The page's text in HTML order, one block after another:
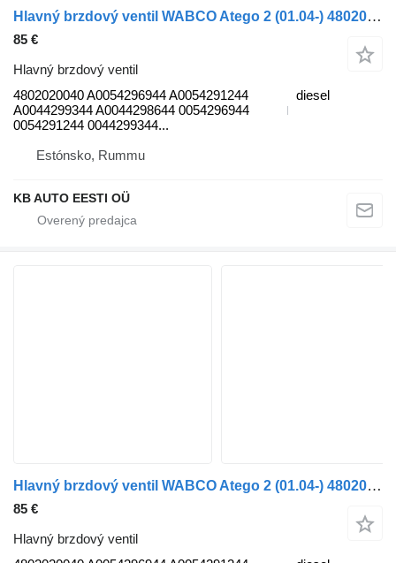
Hlavný brzdový ventil WABCO Atego 2 (01.04-) 4802020040 na nákladného auta Mercedes-Benz Atego, Atego 2, Atego 3 (1996-)
85 €
Hlavný brzdový ventil
4802020040 A0054296944 A0054291244
A0044299344 A0044298644 0054296944
0054291244 0044299344...
diesel
Estónsko, Rummu
KB AUTO EESTI OÜ
Hlavný brzdový ventil WABCO Atego 2 (01.04-) 4802020040 na nákladného auta Mercedes-Benz Atego, Atego 2, Atego 3 (1996-)
85 €
Hlavný brzdový ventil